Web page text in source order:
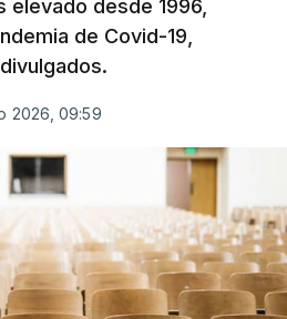
preço dos combustíveis
para mitigar a escalada de
inicial devido à guerra no
no Médio Oriente e ao
os preços dos
durante o cessar-fogo
do conflito, as últimas
elevado desde 1996,
de Covid-19,
2026, 09:59